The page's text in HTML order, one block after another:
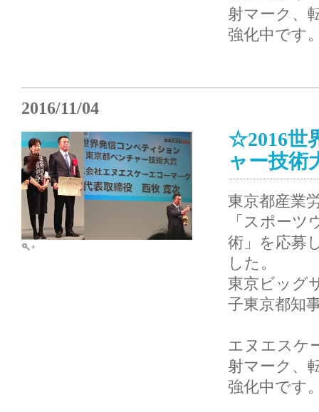
射マーク、
強化中です
2016/11/04
☆2016世
ャー技
東京都産業
「スポー
術」を応募
した。
東京ビッグ
子東京都知
エヌエスケ
射マーク、
強化中です